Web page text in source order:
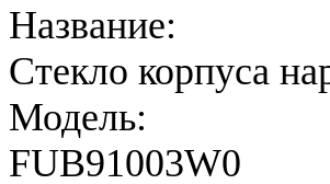
Название:
Стекло корпуса
Модель:
FUB91003W0